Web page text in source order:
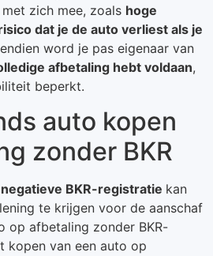
zich mee, zoals hoge
dat je de auto verliest als je
word je pas eigenaar van
afbetaling hebt voldaan,
beperkt.
auto kopen
zonder BKR
negatieve BKR-registratie kan
te krijgen voor de aanschaf
op afbetaling zonder BKR-
kopen van een auto op